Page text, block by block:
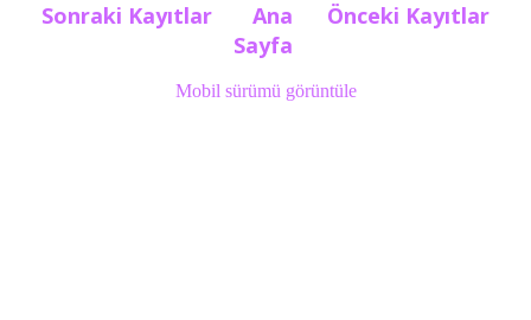
Sonraki Kayıtlar Önceki Kayıtlar
Ana
Sayfa
Mobil sürümü görüntüle